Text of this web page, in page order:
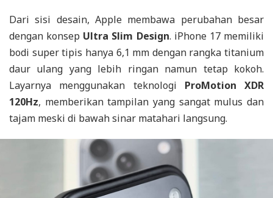
Dari sisi desain, Apple membawa perubahan besar
dengan konsep Ultra Slim Design. iPhone 17 memiliki
bodi super tipis hanya 6,1 mm dengan rangka titanium
daur ulang yang lebih ringan namun tetap kokoh.
Layarnya menggunakan teknologi ProMotion XDR
120Hz, memberikan tampilan yang sangat mulus dan
tajam meski di bawah sinar matahari langsung.